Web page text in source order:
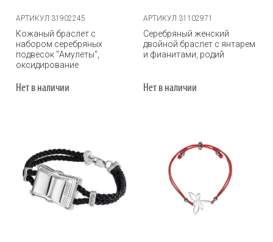
АРТИКУЛ 31902245
Кожаный браслет с
набором серебряных
подвесок "Амулеты",
оксидирование
Нет в наличии
АРТИКУЛ 31102971
Серебряный женский
двойной браслет с янтарем
и фианитами, родий
Нет в наличии